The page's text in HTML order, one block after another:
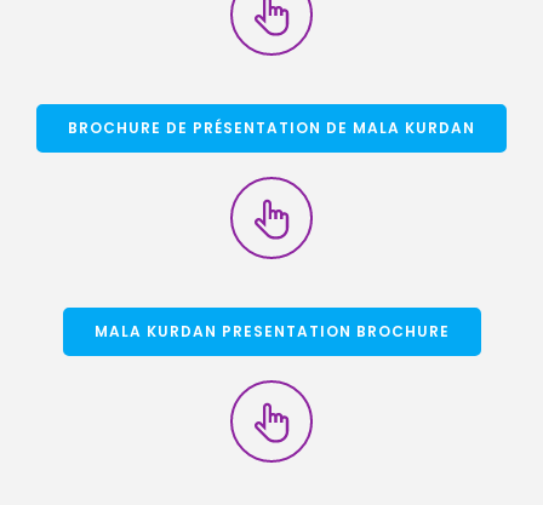
BROCHURE DE PRÉSENTATION DE MALA KURDAN
MALA KURDAN PRESENTATION BROCHURE